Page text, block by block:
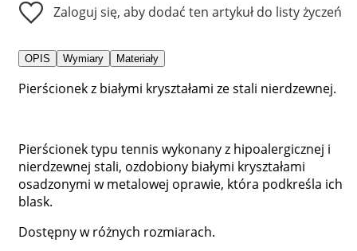
Zaloguj się, aby dodać ten artykuł do listy życzeń
OPIS Wymiary Materiały
Pierścionek z białymi kryształami ze stali nierdzewnej.
Pierścionek typu tennis wykonany z hipoalergicznej i
nierdzewnej stali, ozdobiony białymi kryształami
osadzonymi w metalowej oprawie, która podkreśla ich
blask.
Dostępny w różnych rozmiarach.